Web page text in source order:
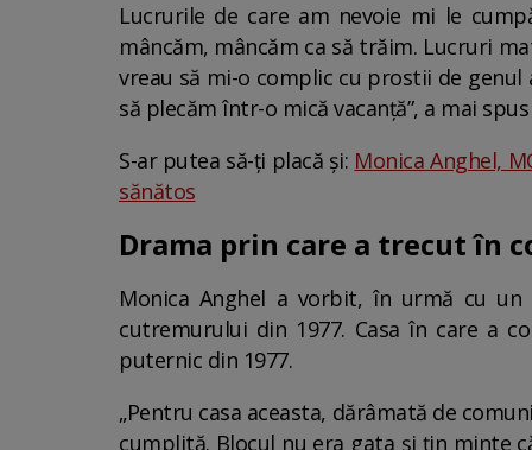
Lucrurile de care am nevoie mi le
mâncăm, mâncăm ca să trăim. Lucruri
vreau să mi-o complic cu prostii de
să plecăm într-o mică vacanță”, a mai
S-ar putea să-ți placă și: Monica Anghel,
sănătos
Drama prin care a trecut în
Monica Anghel a vorbit, în urmă cu
cutremurului din 1977. Casa în care a
puternic din 1977.
„Pentru casa aceasta, dărâmată de
cumplită. Blocul nu era gata și țin minte